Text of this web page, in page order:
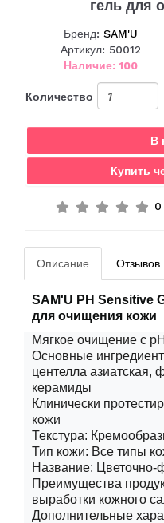
гель для
Бренд: SAM'U
Артикул: 50012
Наличие: 100
Количество
В
Купить
0
Описание Отзывов
SAM'U PH Sensitive
для очищения кожи
Мягкое очищение с
Основные
центелла азиатская,
керамиды
Клинически
кожи
Текстура:
Тип кожи: Все типы
Название: Цветочно-
Преимущества
выработки кожного
Дополнительные